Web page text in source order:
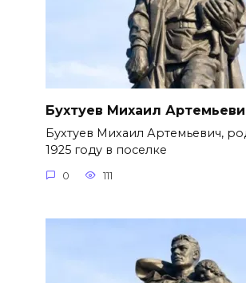
Бухтуев Михаил
Бухтуев Михаил Артемьевич,
1925 году в поселке
0 111